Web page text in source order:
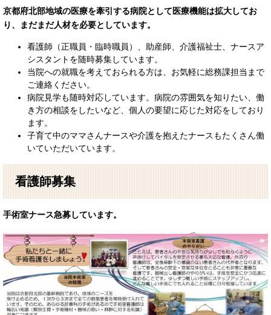
京都府北部地域の医療を牽引する病院として医療機能は拡大してお
り、まだまだ人材を必要としています。
看護師（正職員・臨時職員）、助産師、介護福祉士、ナースア
シスタントを随時募集しています。
当院への就職を考えておられる方は、お気軽に総務課担当まで
ご連絡ください。
病院見学も随時対応しています。病院の雰囲気を知りたい、働
き方の相談をしたいなど、個人の要望に応じた対応をしており
ます。
子育て中のママさんナースや介護を抱えたナースもたくさん働
いていただいています。
看護師募集
手術室ナース急募しています。